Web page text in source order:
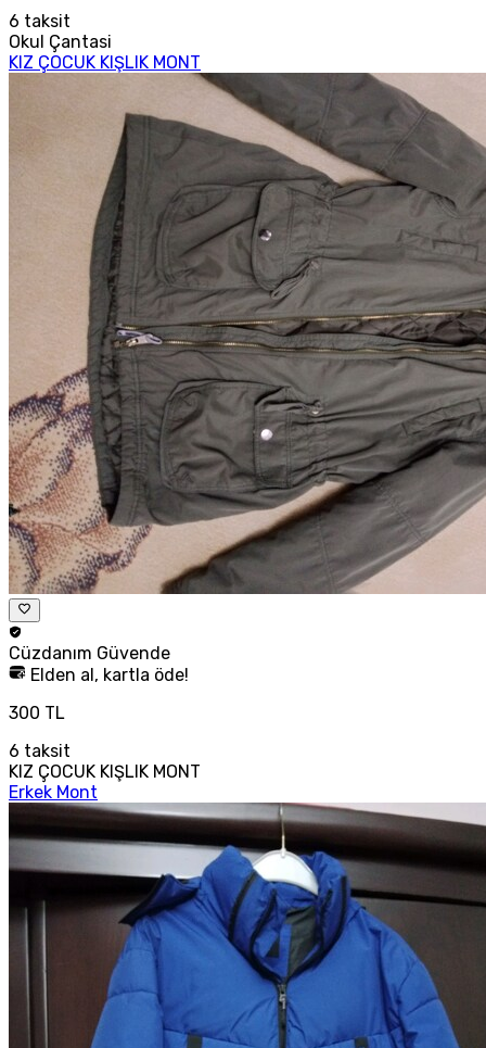
6 taksit
Okul Çantasi
KIZ ÇOCUK KIŞLIK MONT
Cüzdanım Güvende
Elden al, kartla öde!
300 TL
6 taksit
KIZ ÇOCUK KIŞLIK MONT
Erkek Mont